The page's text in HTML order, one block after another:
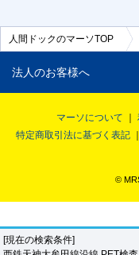
[現在の検索条件]
人間ドックのマーソTOP
法人のお客様へ
マーソについて
特定商取引法に基づく表記
©